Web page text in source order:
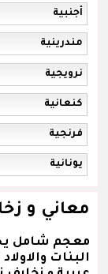
أجنبية
مندرينية
نرويجية
كنعانية
فرنجية
يونانية
معاني و
معجم شامل
البنات